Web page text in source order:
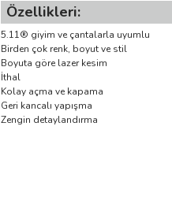
Özellikleri:
5.11® giyim ve çantalarla uyumlu
Birden çok renk, boyut ve stil
Boyuta göre lazer kesim
İthal
Kolay açma ve kapama
Geri kancalı yapışma
Zengin detaylandırma